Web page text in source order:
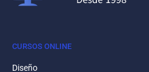
CURSOS ONLINE
Diseño